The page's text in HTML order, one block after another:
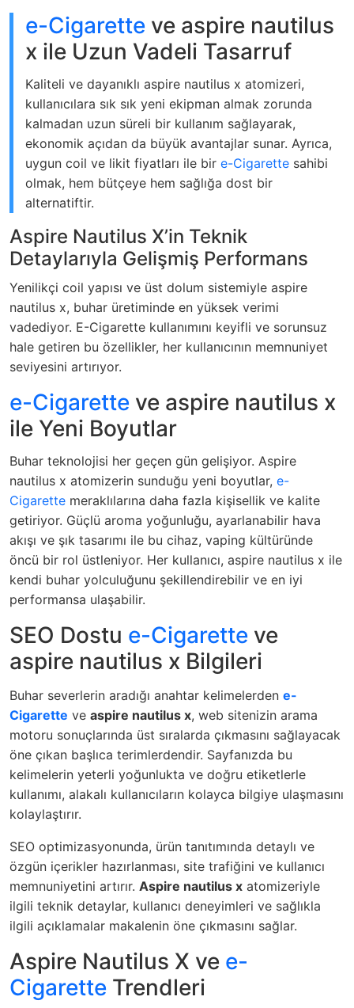
e-Cigarette ve aspire nautilus
x ile Uzun Vadeli Tasarruf
Kaliteli ve dayanıklı aspire nautilus x atomizeri,
kullanıcılara sık sık yeni ekipman almak zorunda
kalmadan uzun süreli bir kullanım sağlayarak,
ekonomik açıdan da büyük avantajlar sunar. Ayrıca,
uygun coil ve likit fiyatları ile bir e-Cigarette sahibi
olmak, hem bütçeye hem sağlığa dost bir
alternatiftir.
Aspire Nautilus X’in Teknik
Detaylarıyla Gelişmiş Performans
Yenilikçi coil yapısı ve üst dolum sistemiyle aspire
nautilus x, buhar üretiminde en yüksek verimi
vadediyor. E-Cigarette kullanımını keyifli ve sorunsuz
hale getiren bu özellikler, her kullanıcının memnuniyet
seviyesini artırıyor.
e-Cigarette ve aspire nautilus x
ile Yeni Boyutlar
Buhar teknolojisi her geçen gün gelişiyor. Aspire
nautilus x atomizerin sunduğu yeni boyutlar, e-
Cigarette meraklılarına daha fazla kişisellik ve kalite
getiriyor. Güçlü aroma yoğunluğu, ayarlanabilir hava
akışı ve şık tasarımı ile bu cihaz, vaping kültüründe
öncü bir rol üstleniyor. Her kullanıcı, aspire nautilus x ile
kendi buhar yolculuğunu şekillendirebilir ve en iyi
performansa ulaşabilir.
SEO Dostu e-Cigarette ve
aspire nautilus x Bilgileri
Buhar severlerin aradığı anahtar kelimelerden e-
Cigarette ve aspire nautilus x, web sitenizin arama
motoru sonuçlarında üst sıralarda çıkmasını sağlayacak
öne çıkan başlıca terimlerdendir. Sayfanızda bu
kelimelerin yeterli yoğunlukta ve doğru etiketlerle
kullanımı, alakalı kullanıcıların kolayca bilgiye ulaşmasını
kolaylaştırır.
SEO optimizasyonunda, ürün tanıtımında detaylı ve
özgün içerikler hazırlanması, site trafiğini ve kullanıcı
memnuniyetini artırır. Aspire nautilus x atomizeriyle
ilgili teknik detaylar, kullanıcı deneyimleri ve sağlıkla
ilgili açıklamalar makalenin öne çıkmasını sağlar.
Aspire Nautilus X ve e-
Cigarette Trendleri